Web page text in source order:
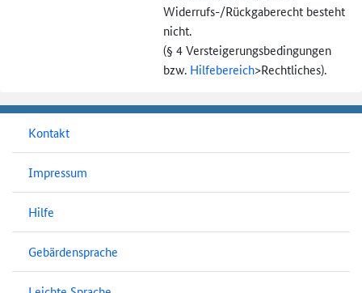
Widerrufs-/Rückgaberecht besteht
nicht.
(§ 4 Versteigerungs­bedingungen
bzw. Hilfebereich>Rechtliches).
Kontakt
Impressum
Hilfe
Gebärdensprache